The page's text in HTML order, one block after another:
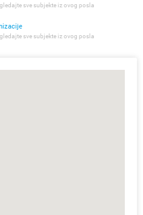
sve subjekte iz ovog posla
sve subjekte iz ovog posla